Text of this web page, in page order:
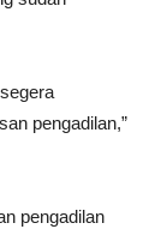
pengadilan,”
pengadilan